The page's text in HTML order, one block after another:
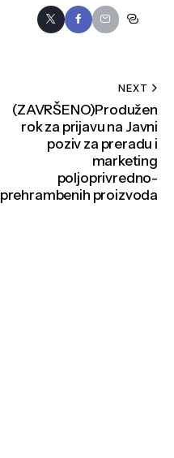
NEXT
(ZAVRŠENO)Produžen
rok za prijavu na Javni
poziv za preradu i
marketing
poljoprivredno-
prehrambenih proizvoda